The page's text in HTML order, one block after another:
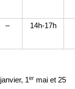
– 14h-17h
janvier, 1er mai et 25